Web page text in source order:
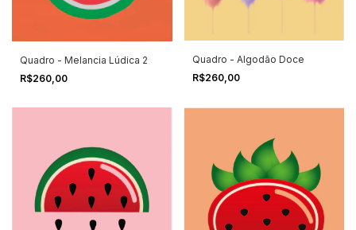
Quadro - Melancia Lúdica 2
R$260,00
Quadro - Algodão Doce
R$260,00